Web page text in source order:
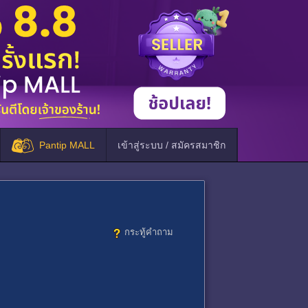
Pantip MALL เข้าสู่ระบบ / สมัครสมาชิก
กระทู้คำถาม